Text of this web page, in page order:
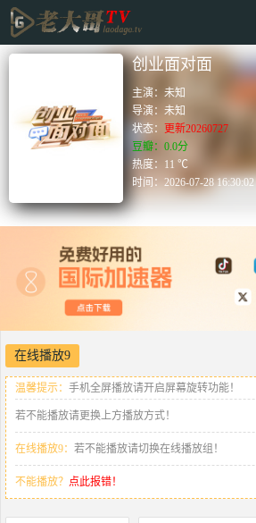
创业面对面
主演：未知
导演：未知
状态：
更新20260727
豆瓣：0.0分
热度：11 ℃
时间：2026-07-28 16:30:02
在线播放9
温馨提示： 手机全屏播放请开启屏幕旋转功能！
若不能播放请更换上方播放方式！
在线播放9： 若不能播放请切换在线播放组！
不能播放？ 点此报错！